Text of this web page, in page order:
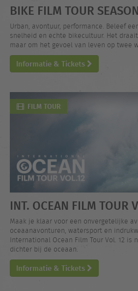
BIKE FILM TOUR
Urban, avontuur, performance. Beleef
snelheid en echte bikecultuur. Het
maar om het gevoel van leven op twee
Informatie & Tickets
FILM TOUR
INT. OCEAN FILM TOUR
Maak je klaar voor een onvergetelijke
oceaanavonturen, watersport en
International Ocean Film Tour Vol. 12 is
dichter bij de oceaan.
Informatie & Tickets